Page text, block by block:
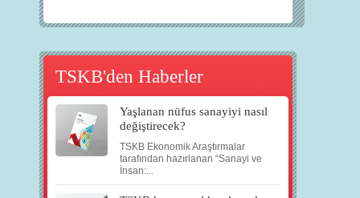
TSKB'den Haberler
Yaşlanan nüfus sanayiyi nasıl
değiştirecek?
TSKB Ekonomik Araştırmalar
tarafından hazırlanan “Sanayi ve
İnsan:...